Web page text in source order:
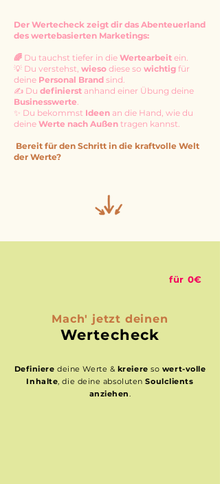
Der Wertecheck zeigt dir das Abenteuerland
des wertebasierten Marketings:
🌈 Du tauchst tiefer in die Wertearbeit ein.
💡 Du verstehst, wieso diese so wichtig für
deine Personal Brand sind.
✍️ Du definierst anhand einer Übung deine
Businesswerte.
✨ Du bekommst Ideen an die Hand, wie du
deine Werte nach Außen tragen kannst.
Bereit für den Schritt in die kraftvolle Welt
der Werte?
für 0€
Mach' jetzt deinen
Wertecheck
Definiere deine Werte & kreiere so wert-volle
Inhalte, die deine absolutenSoulclients
anziehen.